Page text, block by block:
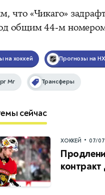
что «Чикаго»
общим 44-м
на хоккей Прогнозы на
Мг Трансферы
сейчас
ХОККЕЙ • 07/